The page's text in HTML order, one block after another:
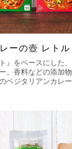
ーの壺 レトル
』をベースにした
。香料などの添加物
ベジタリアンカレー